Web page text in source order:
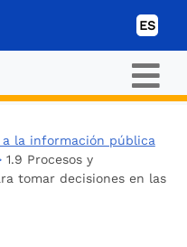
ES
a la información pública
1.9 Procesos y
tomar decisiones en las